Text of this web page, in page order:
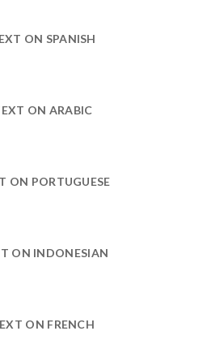
ON SPANISH
ON ARABIC
ON PORTUGUESE
ON INDONESIAN
ON FRENCH